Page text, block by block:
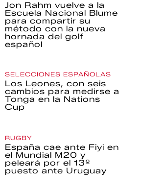
Jon Rahm vuelve a la
Escuela Nacional Blume
para compartir su
método con la nueva
hornada del golf
español
SELECCIONES ESPAÑOLAS
Los Leones, con seis
cambios para medirse a
Tonga en la Nations
Cup
RUGBY
España cae ante Fiyi en
el Mundial M20 y
peleará por el 13º
puesto ante Uruguay